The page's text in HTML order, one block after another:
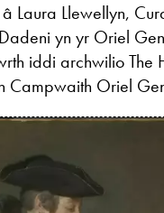
Laura Llewellyn,
yn yr Oriel
iddi archwilio The
Campwaith Oriel